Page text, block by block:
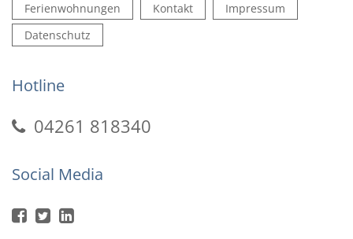
Ferienwohnungen Kontakt
Impressum
Datenschutz
Hotline
04261 818340
Social Media